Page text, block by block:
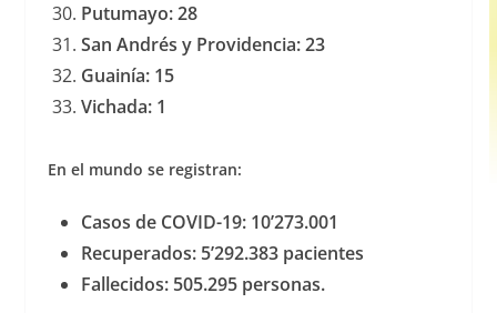
Putumayo: 28
San Andrés y Providencia: 23
Guainía: 15
Vichada: 1
En el mundo se registran:
Casos de COVID-19: 10’273.001
Recuperados: 5’292.383 pacientes
Fallecidos: 505.295 personas.